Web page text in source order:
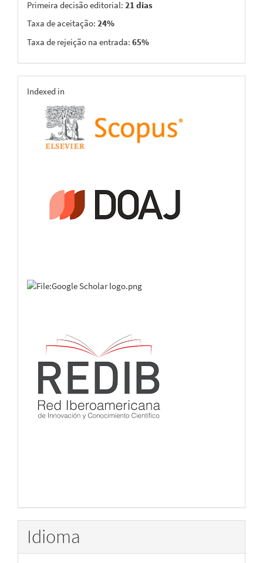
Primeira decisão editorial: 21 dias
Taxa de aceitação: 24%
Taxa de rejeição na entrada: 65%
indexing
Indexed in
Idioma